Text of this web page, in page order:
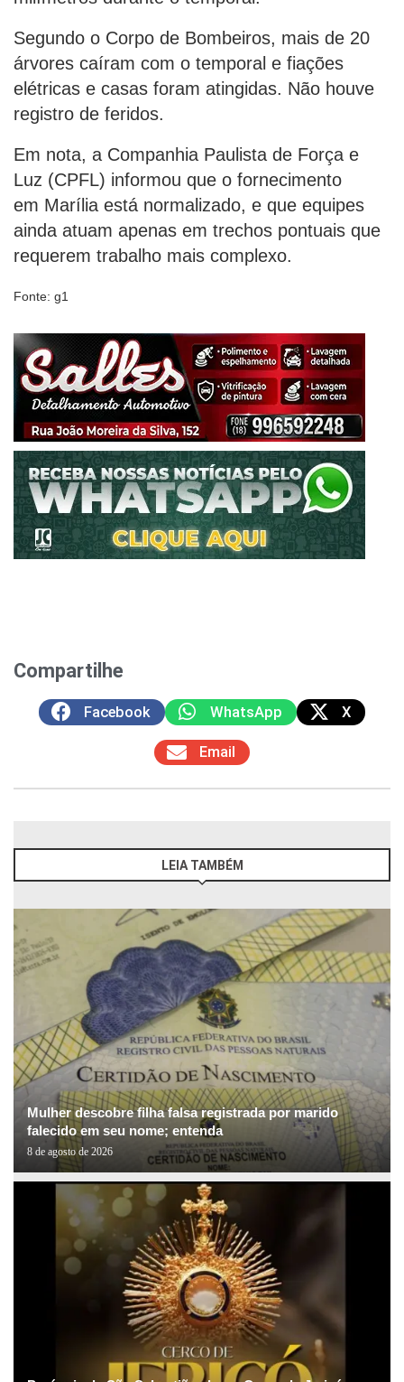
Segundo o Corpo de Bombeiros, mais de 20
árvores caíram com o temporal e fiações
elétricas e casas foram atingidas. Não houve
registro de feridos.
Em nota, a Companhia Paulista de Força e
Luz (CPFL) informou que o fornecimento
em Marília está normalizado, e que equipes
ainda atuam apenas em trechos pontuais que
requerem trabalho mais complexo.
Fonte: g1
Compartilhe
Facebook WhatsApp X
Email
LEIA TAMBÉM
Mulher descobre filha falsa registrada por marido
falecido em seu nome; entenda
8 de agosto de 2026